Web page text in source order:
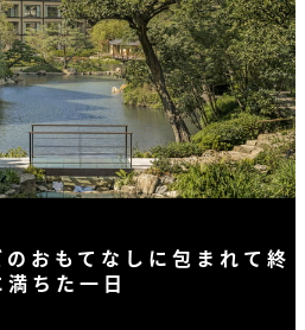
おもてなしに包まれて終
ちた一日